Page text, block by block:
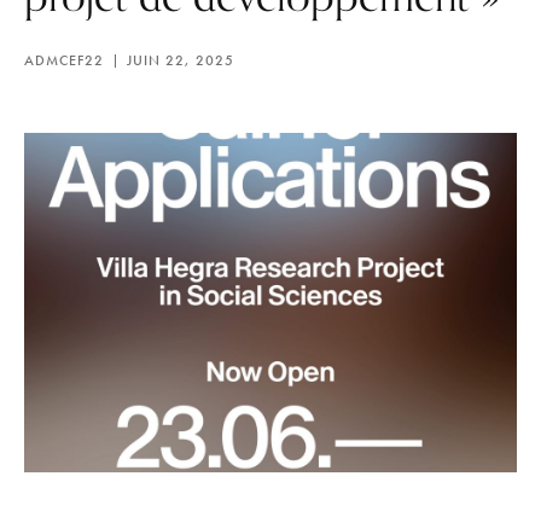
ADMCEF22 JUIN 22, 2025